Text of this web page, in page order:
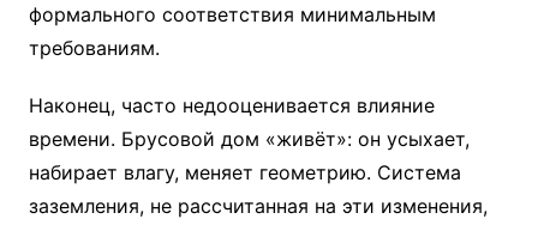
формального соответствия минимальным
требованиям.
Наконец, часто недооценивается влияние
времени. Брусовой дом «живёт»: он усыхает,
набирает влагу, меняет геометрию. Система
заземления, не рассчитанная на эти изменения,